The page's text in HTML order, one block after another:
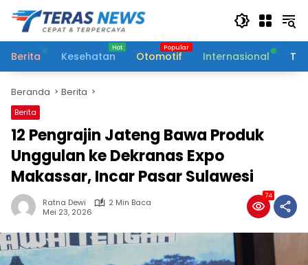
Langsung
konten
Berita
Kesehatan Otomotif Internasional
Beranda Berita
Berita
12 Pengrajin Jateng Bawa Produk
Unggulan ke Dekranas Expo
Makassar, Incar Pasar Sulawesi
Ratna Dewi
2 Min Baca
Mei 23, 2026
74